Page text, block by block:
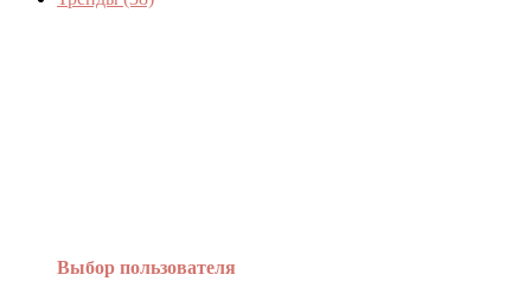
Выбор пользователя